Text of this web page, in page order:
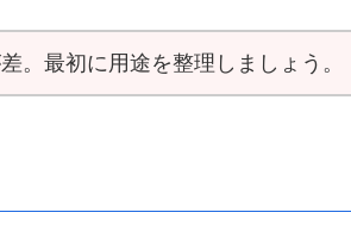
。最初に用途を整理しましょう。